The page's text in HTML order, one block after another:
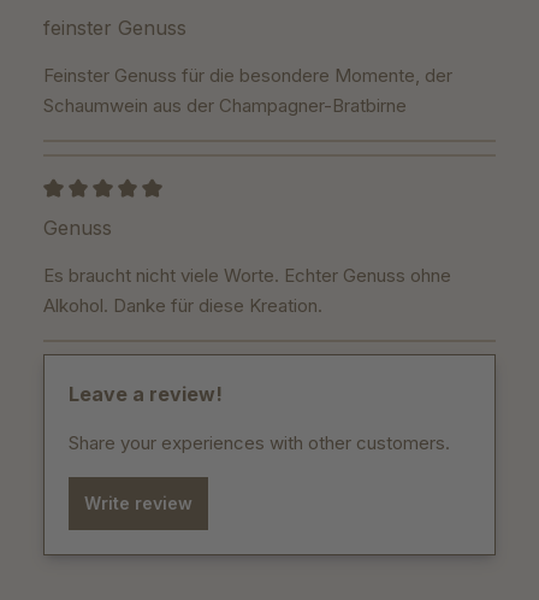
Review with rating of 5 out of 5 stars
feinster Genuss
Feinster Genuss für die besondere Momente, der
Schaumwein aus der Champagner-Bratbirne
Review with rating of 5 out of 5 stars
Genuss
Es braucht nicht viele Worte. Echter Genuss ohne
Alkohol. Danke für diese Kreation.
Leave a review!
Share your experiences with other customers.
Write review